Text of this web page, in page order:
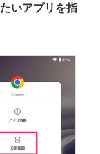
いアプリを指